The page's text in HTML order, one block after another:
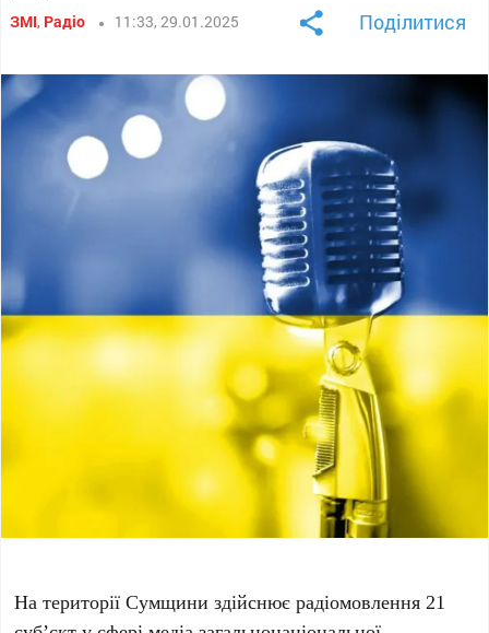
ЗМІ, Радіо 11:33, 29.01.2025 Поділитися
На території Сумщини здійснює радіомовлення 21